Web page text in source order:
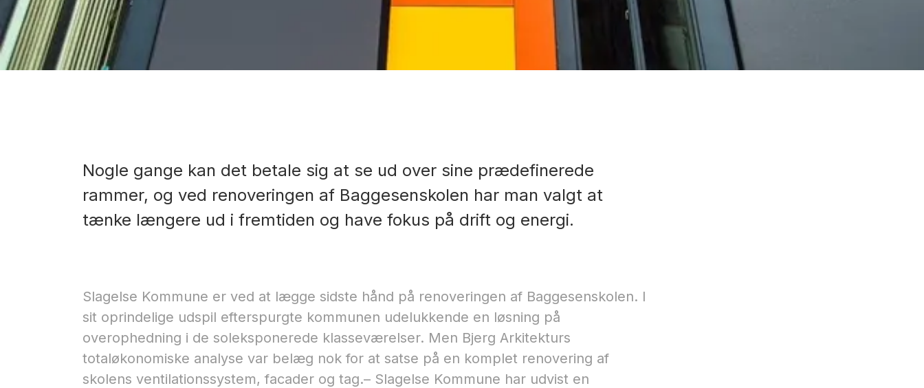
Nogle gange kan det betale sig at se ud over sine prædefinerede
rammer, og ved renoveringen af Baggesenskolen har man valgt at
tænke længere ud i fremtiden og have fokus på drift og energi.
Slagelse Kommune er ved at lægge sidste hånd på renoveringen af Baggesenskolen. I
sit oprindelige udspil efterspurgte kommunen udelukkende en løsning på
overophedning i de soleksponerede klasseværelser. Men Bjerg Arkitekturs
totaløkonomiske analyse var belæg nok for at satse på en komplet renovering af
skolens ventilationssystem, facader og tag.– Slagelse Kommune har udvist en